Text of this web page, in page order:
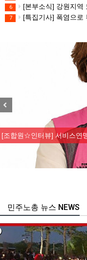
6 [본부소식] 강원지역
7 [특집기사] 폭염으로
[조합원☆인터뷰] 서비스연
주노총 뉴스 NEWS